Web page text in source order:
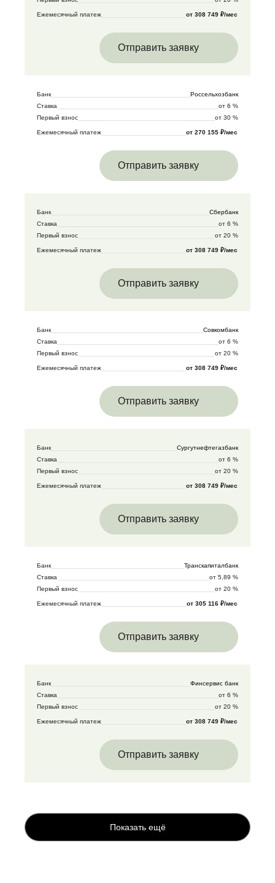
Ежемесячный платеж от 308 749 ₽/мес
Отправить заявку
Банк
Россельхозбанк
Ставка
от 6 %
Первый взнос
от 30 %
Ежемесячный платеж от 270 155 ₽/мес
Отправить заявку
Банк
Сбербанк
Ставка
от 6 %
Первый взнос
от 20 %
Ежемесячный платеж от 308 749 ₽/мес
Отправить заявку
Банк
Совкомбанк
Ставка
от 6 %
Первый взнос
от 20 %
Ежемесячный платеж от 308 749 ₽/мес
Отправить заявку
Банк
Сургутнефтегазбанк
Ставка
от 6 %
Первый взнос
от 20 %
Ежемесячный платеж от 308 749 ₽/мес
Отправить заявку
Банк
Транскапиталбанк
Ставка
от 5,89 %
Первый взнос
от 20 %
Ежемесячный платеж от 305 116 ₽/мес
Отправить заявку
Банк
Финсервис банк
Ставка
от 6 %
Первый взнос
от 20 %
Ежемесячный платеж от 308 749 ₽/мес
Отправить заявку
Показать ещё